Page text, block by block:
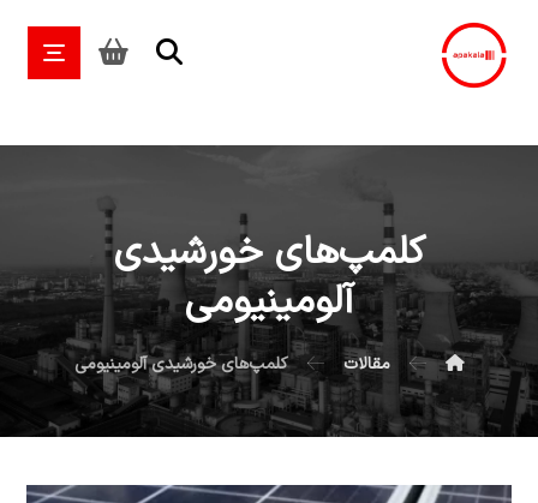
کلمپ‌های خورشیدی
آلومینیومی
مقالات کلمپ‌های خورشیدی آلومینیومی